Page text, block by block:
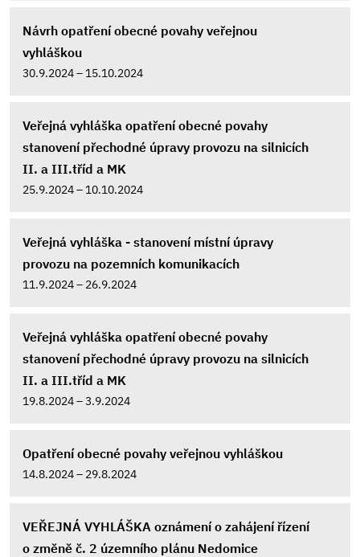
Návrh opatření obecné povahy veřejnou
vyhláškou
30.9.2024 – 15.10.2024
Veřejná vyhláška opatření obecné povahy
stanovení přechodné úpravy provozu na silnicích
II. a III.tříd a MK
25.9.2024 – 10.10.2024
Veřejná vyhláška - stanovení místní úpravy
provozu na pozemních komunikacích
11.9.2024 – 26.9.2024
Veřejná vyhláška opatření obecné povahy
stanovení přechodné úpravy provozu na silnicích
II. a III.tříd a MK
19.8.2024 – 3.9.2024
Opatření obecné povahy veřejnou vyhláškou
14.8.2024 – 29.8.2024
VEŘEJNÁ VYHLÁŠKA oznámení o zahájení řízení
o změně č. 2 územního plánu Nedomice